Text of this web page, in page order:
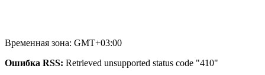
Временная зона: GMT+03:00
Ошибка RSS: Retrieved unsupported status code "410"